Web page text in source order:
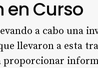
en Curso
a cabo una
llevaron a esta